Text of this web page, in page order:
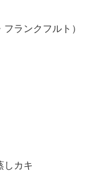
ランクフルト）
しカキ